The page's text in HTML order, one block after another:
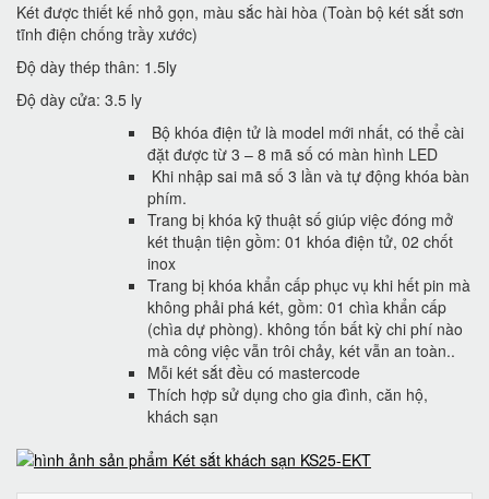
Két được thiết kế nhỏ gọn, màu sắc hài hòa (Toàn bộ két sắt sơn
tĩnh điện chống trầy xước)
Độ dày thép thân: 1.5ly
Độ dày cửa: 3.5 ly
Bộ khóa điện tử là model mới nhất, có thể cài
đặt được từ 3 – 8 mã số có màn hình LED
Khi nhập sai mã số 3 lần và tự động khóa bàn
phím.
Trang bị khóa kỹ thuật số giúp việc đóng mở
két thuận tiện gồm: 01 khóa điện tử, 02 chốt
inox
Trang bị khóa khẩn cấp phục vụ khi hết pin mà
không phải phá két, gồm: 01 chìa khẩn cấp
(chìa dự phòng). không tốn bất kỳ chi phí nào
mà công việc vẫn trôi chảy, két vẫn an toàn..
Mỗi két sắt đều có mastercode
Thích hợp sử dụng cho gia đình, căn hộ,
khách sạn